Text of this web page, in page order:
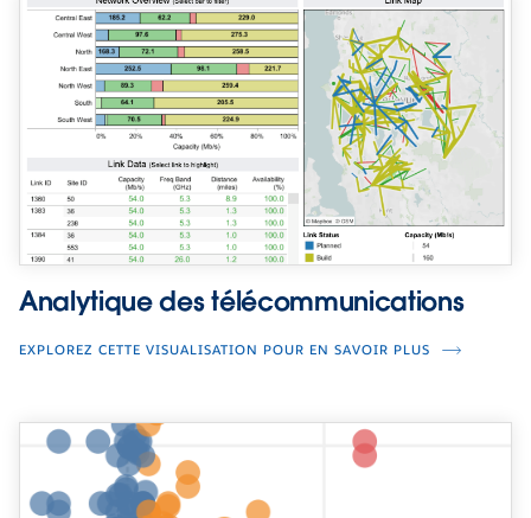
Analytique des télécommunications
EXPLOREZ CETTE VISUALISATION POUR EN SAVOIR PLUS